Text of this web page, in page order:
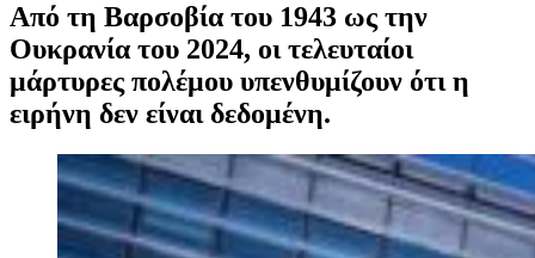
Από τη Βαρσοβία του 1943 ως την
Ουκρανία του 2024, οι τελευταίοι
μάρτυρες πολέμου υπενθυμίζουν ότι η
ειρήνη δεν είναι δεδομένη.